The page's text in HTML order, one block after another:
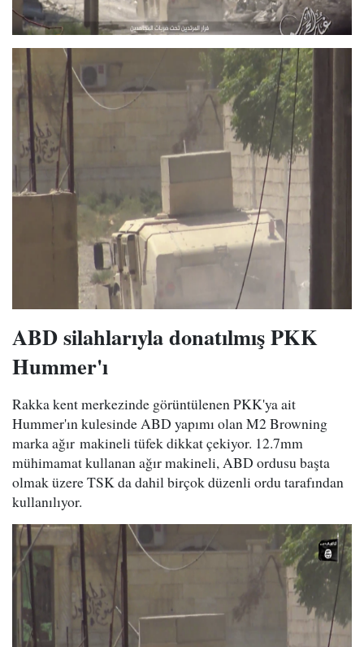
ABD silahlarıyla donatılmış PKK
Hummer'ı
Rakka kent merkezinde görüntülenen PKK'ya ait
Hummer'ın kulesinde ABD yapımı olan M2 Browning
marka ağır makineli tüfek dikkat çekiyor. 12.7mm
mühimamat kullanan ağır makineli, ABD ordusu başta
olmak üzere TSK da dahil birçok düzenli ordu tarafından
kullanılıyor.